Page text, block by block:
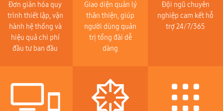
Đơn giản hóa quy
trình thiết lập, vận
hành hệ thống và
hiệu quả chi phí
đầu tư ban đầu
Giao diện quản lý
thân thiện, giúp
người dùng quản
trị tổng đài dễ
dàng
Đội ngũ chuyên
nghiệp cam kết hỗ
trợ 24/7/365